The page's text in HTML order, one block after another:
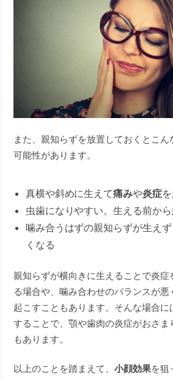
また、親知らずを放置しておくとこ
可能性があります。
真横や斜めに生えて痛みや炎症
虫歯になりやすい。生える前から
噛み合うはずの親知らずが生え
くなる
親知らずが横向きに生えることで炎
る場合や、噛み合わせのバランスが
起こすこともあります。そんな場合
することで、顎や歯肉の炎症がおさま
もあります。
以上のことを踏まえて、小顔効果を狙